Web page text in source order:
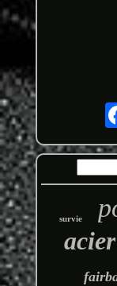
survie
acier